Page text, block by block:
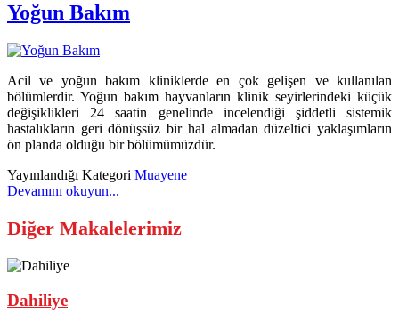
Yoğun Bakım
Acil ve yoğun bakım kliniklerde en çok gelişen ve kullanılan
bölümlerdir. Yoğun bakım hayvanların klinik seyirlerindeki küçük
değişiklikleri 24 saatin genelinde incelendiği şiddetli sistemik
hastalıkların geri dönüşsüz bir hal almadan düzeltici yaklaşımların
ön planda olduğu bir bölümümüzdür.
Yayınlandığı Kategori Muayene
Devamını okuyun...
Diğer Makalelerimiz
Dahiliye